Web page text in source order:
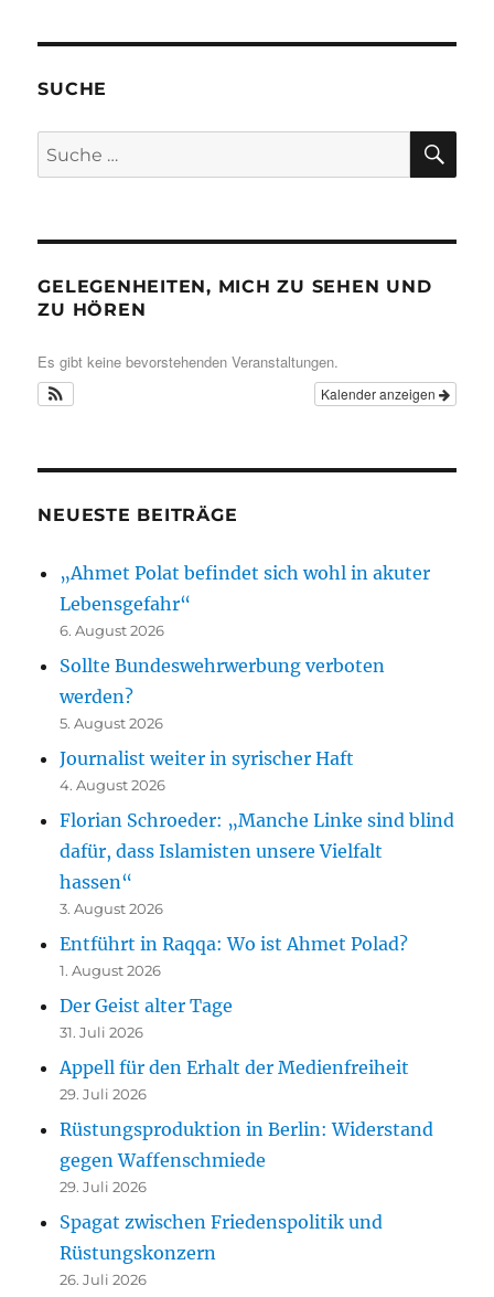
SUCHE
Suche
nach:
GELEGENHEITEN, MICH ZU SEHEN UND
ZU HÖREN
Es gibt keine bevorstehenden Veranstaltungen.
Kalender anzeigen
NEUESTE BEITRÄGE
„Ahmet Polat befindet sich wohl in akuter
Lebensgefahr“
6. August 2026
Sollte Bundeswehrwerbung verboten
werden?
5. August 2026
Journalist weiter in syrischer Haft
4. August 2026
Florian Schroeder: „Manche Linke sind blind
dafür, dass Islamisten unsere Vielfalt
hassen“
3. August 2026
Entführt in Raqqa: Wo ist Ahmet Polad?
1. August 2026
Der Geist alter Tage
31. Juli 2026
Appell für den Erhalt der Medienfreiheit
29. Juli 2026
Rüstungsproduktion in Berlin: Widerstand
gegen Waffenschmiede
29. Juli 2026
Spagat zwischen Friedenspolitik und
Rüstungskonzern
26. Juli 2026